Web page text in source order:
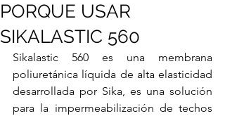
PORQUE USAR
SIKALASTIC 560
Sikalastic 560 es una membrana
poliuretánica líquida de alta elasticidad
desarrollada por Sika, es una solución
para la impermeabilización de techos